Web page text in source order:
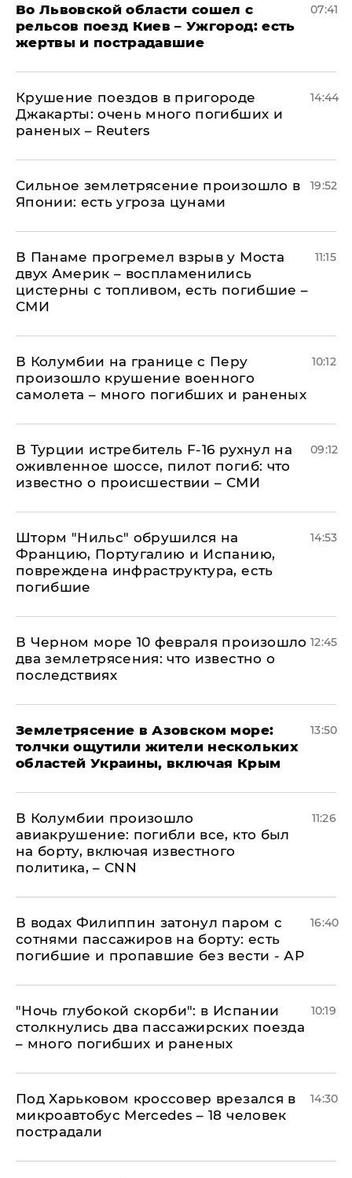
Во Львовской области сошел с
рельсов поезд Киев – Ужгород: есть
жертвы и пострадавшие
07:41
Крушение поездов в пригороде
Джакарты: очень много погибших и
раненых – Reuters
14:44
Сильное землетрясение произошло в
Японии: есть угроза цунами
19:52
В Панаме прогремел взрыв у Моста
двух Америк – воспламенились
цистерны с топливом, есть погибшие –
СМИ
11:15
В Колумбии на границе с Перу
произошло крушение военного
самолета – много погибших и раненых
10:12
В Турции истребитель F-16 рухнул на
оживленное шоссе, пилот погиб: что
известно о происшествии – СМИ
09:12
Шторм "Нильс" обрушился на
Францию, Португалию и Испанию,
повреждена инфраструктура, есть
погибшие
14:53
В Черном море 10 февраля произошло
два землетрясения: что известно о
последствиях
12:45
Землетрясение в Азовском море:
толчки ощутили жители нескольких
областей Украины, включая Крым
13:50
В Колумбии произошло
авиакрушение: погибли все, кто был
на борту, включая известного
политика, – CNN
11:26
В водах Филиппин затонул паром с
сотнями пассажиров на борту: есть
погибшие и пропавшие без вести - АР
16:40
"Ночь глубокой скорби": в Испании
столкнулись два пассажирских поезда
– много погибших и раненых
10:19
Под Харьковом кроссовер врезался в
микроавтобус Mercedes – 18 человек
пострадали
14:30